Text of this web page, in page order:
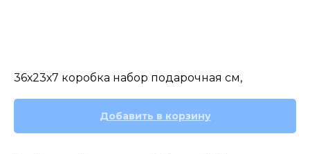
36х23х7 коробка набор подарочная см,
Добавить в корзину